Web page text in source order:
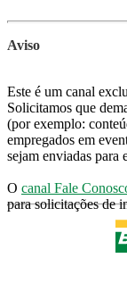
Aviso
Este é um canal
Solicitamos que
(por exemplo:
empregados em
sejam enviadas para
O canal Fale
para solicitações de